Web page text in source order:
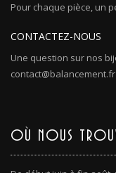
Pour chaque pièce, un
CONTACTEZ-NOUS
Une question sur nos
contact@balancement.fr
OÙ NOUS